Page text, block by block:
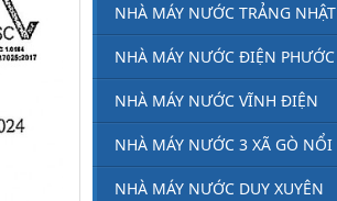
NHÀ MÁY NƯỚC TRẢNG NHẬT
NHÀ MÁY NƯỚC ĐIỆN PHƯỚC
NHÀ MÁY NƯỚC VĨNH ĐIỆN
NHÀ MÁY NƯỚC 3 XÃ GÒ NỔI
NHÀ MÁY NƯỚC DUY XUYÊN